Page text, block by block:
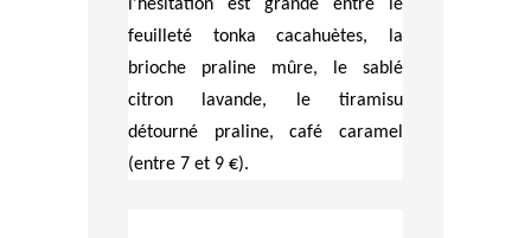
l’hésitation est grande entre le
feuilleté tonka cacahuètes, la
brioche praline mûre, le sablé
citron lavande, le tiramisu
détourné praline, café caramel
(entre 7 et 9 €).